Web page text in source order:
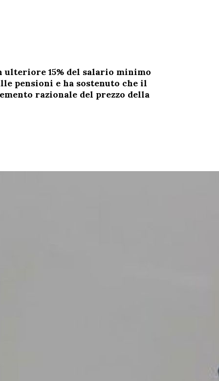
ulteriore 15% del salario minimo
pensioni e ha sostenuto che il
razionale del prezzo della